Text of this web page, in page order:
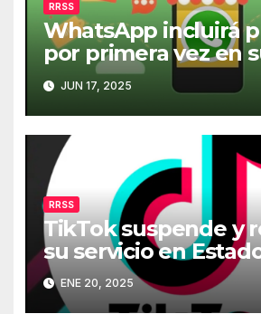
RRSS
WhatsApp incluirá
por primera vez en
JUN 17, 2025
RRSS
TikTok suspende y
su servicio en
ENE 20, 2025